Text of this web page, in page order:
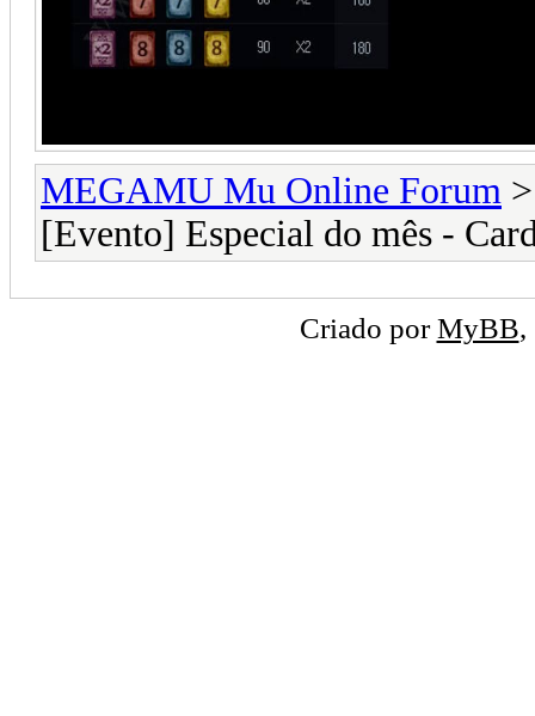
MEGAMU Mu Online Forum
[Evento] Especial do mês -
Criado porMyBB,